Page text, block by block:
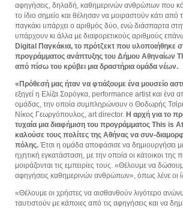
αφηγήσεις, δηλαδή, καθημερινών ανθρώπων που
το ίδιο σημείο και θέλησαν να μοιραστούν κάτι
παγκάκι υπάρχει ο αριθμός δύο, ενώ διάσπαρτα
υπάρχουν κι άλλα με διαφορετικούς αριθμούς
Digital Παγκάκια, το πρότζεκτ που υλοποιήθηκε
προγράμματος ανάπτυξης του Δήμου Αθηναίων
από πίσω του κρύβει μια δραστήρια ομάδα νέων.
«Πρόθεσή μας ήταν να φτιάξουμε ένα μουσείο
εξηγεί η Ελίζα Σορόγκα, performance artist και ένα
ομάδας, την οποία συμπληρώνουν ο Θοδωρής
Νίκος Γεωργόπουλος, art director. Η αρχή για το
τυχαία μια διαφήμιση του προγράμματος This is
καλούσε τους πολίτες της Αθήνας να συν-
πόλης. Έτσι η ομάδα αποφάσισε να δημιουργήσει
ηχητική εγκατάσταση, με την οποία οι κάτοικοι
μοιράζονται τις εμπειρίες τους. «Θέλουμε να
αφηγήσεις καθημερινών ανθρώπων», όπως λένε οι
«Θέλουμε οι χρήστες να αισθανθούν λιγότερο
ταυτιστούν με κάποιες από τις αφηγήσεις και να